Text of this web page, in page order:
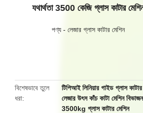
যথার্থতা 3500 কেজি গ্লাস কাটার
পণ্য - লেজার গ্লাস কাটার মেশিন
বিশেষভাবে তুলে
ধরা
টিপিআই লিনিয়ার গাইড গ্লাস কাটার
লেজার উৎস কাঁচ কাটা মেশিন বিভাজন
3500kg গ্লাস কাটার মেশিন